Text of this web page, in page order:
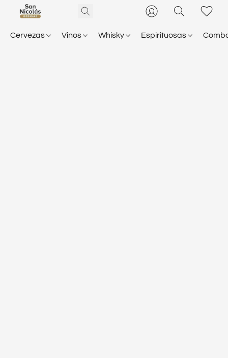
Cervezas Vinos Whisky Espirituosas